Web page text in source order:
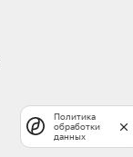
Политика
обработки
данных